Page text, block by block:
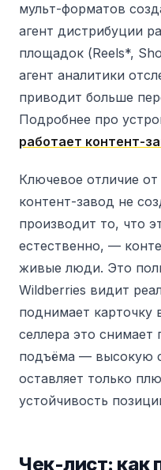
мульт-форматов
агент дистрибуции
площадок (Reels*,
агент аналитики
приводит больше
Подробнее про
работает контент-
Ключевое отличие от
контент-завод не
производит то, что
естественно, —
живые люди. Это
Wildberries видит
поднимает карточку
селлера это снимает
подъёма — высокую
оставляет только
устойчивость
Чек-лист: как